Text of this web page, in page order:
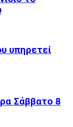
υπηρετεί
Σάββατο 8